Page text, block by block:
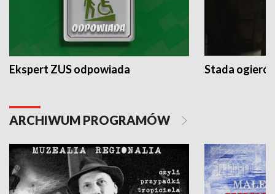
Ekspert ZUS odpowiada Stada
ARCHIWUM PROGRAMÓW